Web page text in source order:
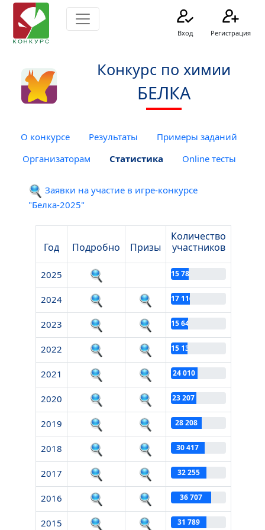
Вход Регистрация
Конкурс по химии
БЕЛКА
О конкурсе Результаты
Примеры заданий
Организаторам
Статистика Online тесты
Заявки на участие в игре-конкурсе
"Белка-2025"
Год Подробно Призы
Количество
участников
2025 15 782
2024 17 116
2023 15 649
2022 15 130
2021 24 010
2020 23 207
2019 28 208
2018 30 417
2017 32 255
2016 36 707
2015 31 789